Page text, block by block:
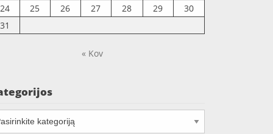
24
25 26 27 28 29
30
31
« Kov